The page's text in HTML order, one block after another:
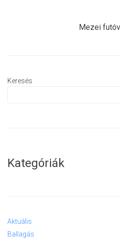
Mezei
Keresés
Kategóriák
Aktuális
Ballagás